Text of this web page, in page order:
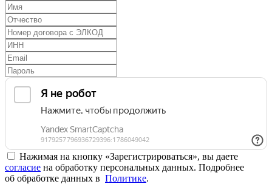
Нажимая на кнопку «Зарегистрироваться», вы даете
согласие на обработку персональных данных. Подробнее
об обработке данных в Политике.